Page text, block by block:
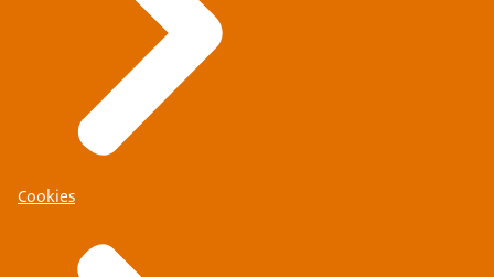
Cookies